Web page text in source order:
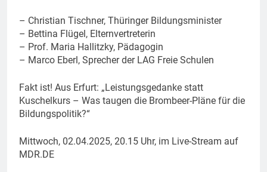
– Christian Tischner, Thüringer Bildungsminister
– Bettina Flügel, Elternvertreterin
– Prof. Maria Hallitzky, Pädagogin
– Marco Eberl, Sprecher der LAG Freie Schulen
Fakt ist! Aus Erfurt: „Leistungsgedanke statt
Kuschelkurs – Was taugen die Brombeer-Pläne für die
Bildungspolitik?“
Mittwoch, 02.04.2025, 20.15 Uhr, im Live-Stream auf
MDR.DE